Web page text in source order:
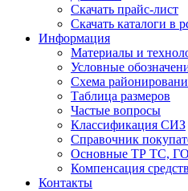
Скачать прайс-лист
Скачать каталоги в
Информация
Материалы и
Условные
Схема
Таблица размеров
Частые вопросы
Классификация СИЗ
Справочник
Основные ТР ТС,
Компенсация
Контакты